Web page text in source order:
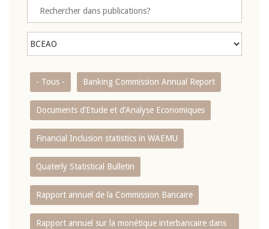
- Tous - Banking Commission Annual Report
Documents d’Etude et d’Analyse Economiques
Financial Inclusion statistics in WAEMU
Quaterly Statistical Bulletin
Rapport annuel de la Commission Bancaire
Rapport annuel sur la monétique interbancaire dans